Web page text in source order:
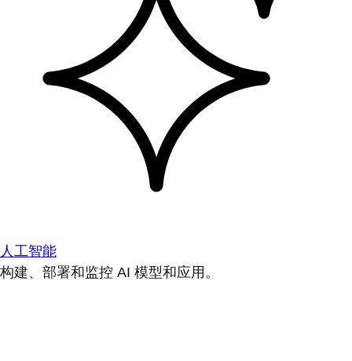
人工智能
构建、部署和监控 AI 模型和应用。